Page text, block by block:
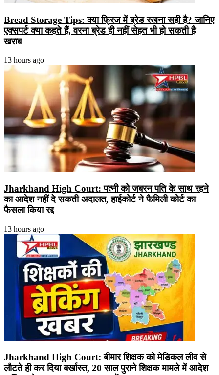
Bread Storage Tips: क्या फ्रिज में ब्रेड रखना सही है? जानिए
एक्सपर्ट क्या कहते हैं, वरना ब्रेड ही नहीं सेहत भी हो सकती है
खराब
13 hours ago
Jharkhand High Court: पत्नी को जबरन पति के साथ रहने
का आदेश नहीं दे सकती अदालत, हाईकोर्ट ने फैमिली कोर्ट का
फैसला किया रद्द
13 hours ago
Jharkhand High Court: बीमार शिक्षक को मेडिकल लीव से
लौटते ही कर दिया बर्खास्त, 20 साल पुराने शिक्षक मामले में आदेश